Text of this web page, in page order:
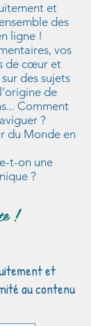
et
des
ligne !
vos
de cœur et
des sujets
de
Comment
?
du Monde en
t-on une
?
!
et
au contenu